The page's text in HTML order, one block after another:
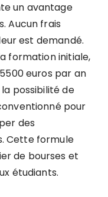
un avantage
Aucun frais
est demandé.
formation initiale,
euros par an
possibilité de
pour
des
Cette formule
de bourses et
étudiants.